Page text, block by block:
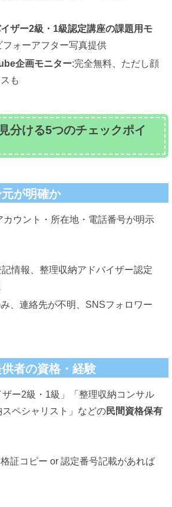
ザー2級・1級認定講座の課題用モ
フォーアフター写真提供
企画モニター:完全無料、ただし顔
も
分ける5つのチェックポイ
が明確か
ウント・所在地・電話番号が明示
情報、整理収納アドバイザー認定
、連絡先が不明、SNSフォロワー
者の資格・経験
ザー2級・1級」「整理収納コンサル
ペシャリスト」などの民間資格保有
証コピー or 認定番号記載があれば